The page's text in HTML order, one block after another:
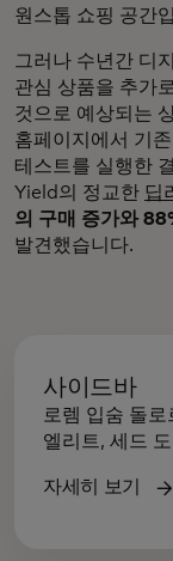
원스톱 쇼핑 공간
그러나 수년간 디
관심 상품을 추가
것으로 예상되는
홈페이지에서 기
테스트를 실행한
Yield의 정교한 딥
의 구매 증가와
발견했습니다.
사이드바
로렘 입숨 돌
엘리트, 세드
자세히 보기